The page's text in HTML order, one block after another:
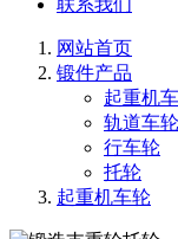
联系我们
网站首页
锻件产品
起重机
轨道车轮
行车轮
托轮
起重机车轮